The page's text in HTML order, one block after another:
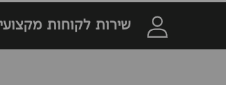
שירות לקוחות מקצועי